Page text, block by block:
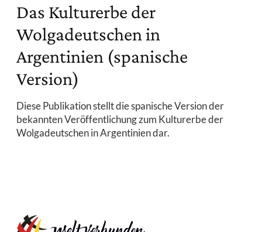
Das Kulturerbe der
Wolgadeutschen in
Argentinien (spanische
Version)
Diese Publikation stellt die spanische Version der
bekannten Veröffentlichung zum Kulturerbe der
Wolgadeutschen in Argentinien dar.